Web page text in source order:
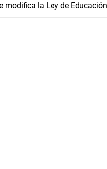
modifica la Ley de Educación